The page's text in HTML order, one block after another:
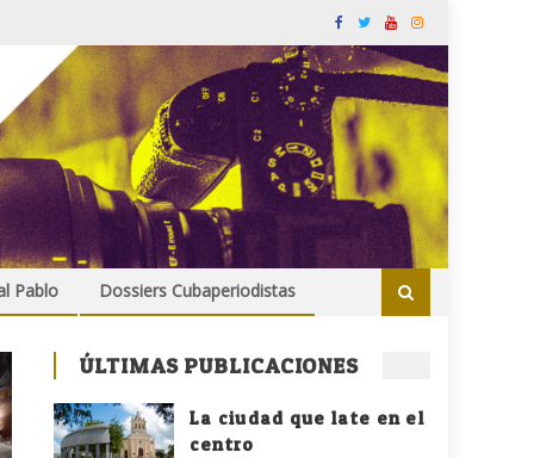
Pablo Dossiers Cubaperiodistas
ÚLTIMAS PUBLICACIONES
La ciudad que late en el
centro